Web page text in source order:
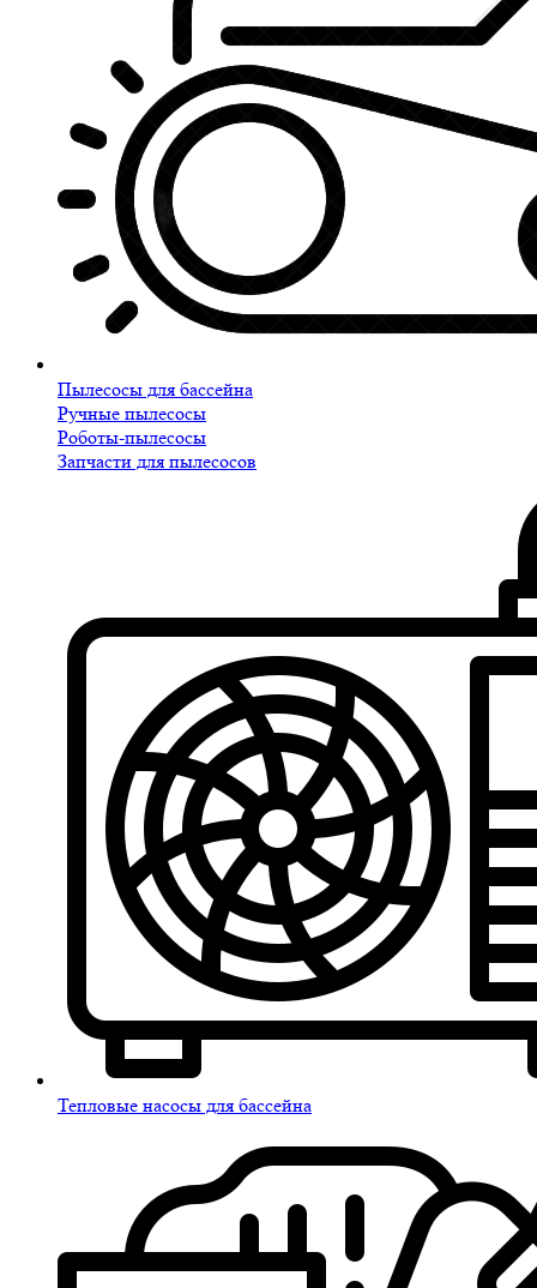
Пылесосы для бассейна
Ручные пылесосы
Роботы-пылесосы
Запчасти для пылесосов
Тепловые насосы для бассейна